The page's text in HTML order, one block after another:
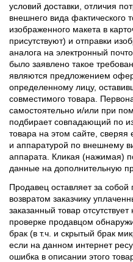
условий доставки, отличия
внешнего вида фактического
изображенного макета в
присутствуют) и отправки
аналога на электронный
было заявлено такое
являются предложением
определенному лицу,
совместимого товара.
самостоятельно и/или при
подбирает совпадающий по
товара на этом сайте, сверяя
и аппаратурой по внешнему
аппарата. Кликая (нажимая)
данные на дополнительную
Продавец оставляет за
возвратом заказчику
заказанный товар
проверке продавцом
брак (в т.ч. и скрытый брак
если на данном интернет
ошибка в описании этого